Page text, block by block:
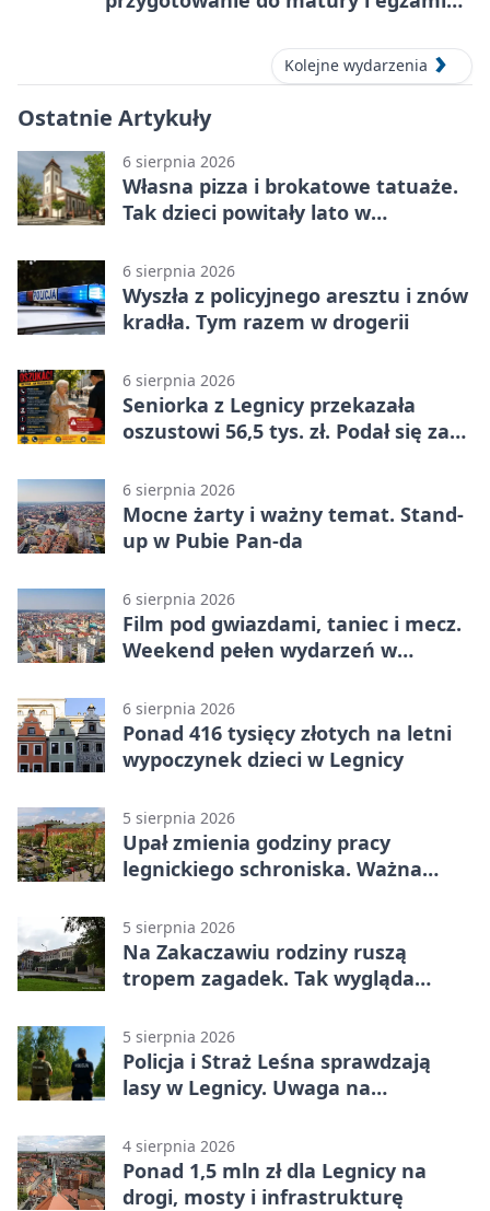
Kolejne wydarzenia
Ostatnie Artykuły
6 sierpnia 2026
Własna pizza i brokatowe tatuaże.
Tak dzieci powitały lato w
6 sierpnia 2026
Wyszła z policyjnego aresztu i znów
kradła. Tym razem w drogerii
6 sierpnia 2026
Seniorka z Legnicy przekazała
oszustowi 56,5 tys. zł. Podał się za
6 sierpnia 2026
Mocne żarty i ważny temat. Stand-
up w Pubie Pan-da
6 sierpnia 2026
Film pod gwiazdami, taniec i mecz.
Weekend pełen wydarzeń w
6 sierpnia 2026
Ponad 416 tysięcy złotych na letni
wypoczynek dzieci w Legnicy
5 sierpnia 2026
Upał zmienia godziny pracy
legnickiego schroniska. Ważna
5 sierpnia 2026
Na Zakaczawiu rodziny ruszą
tropem zagadek. Tak wygląda
5 sierpnia 2026
Policja i Straż Leśna sprawdzają
lasy w Legnicy. Uwaga na
4 sierpnia 2026
Ponad 1,5 mln zł dla Legnicy na
drogi, mosty i infrastrukturę